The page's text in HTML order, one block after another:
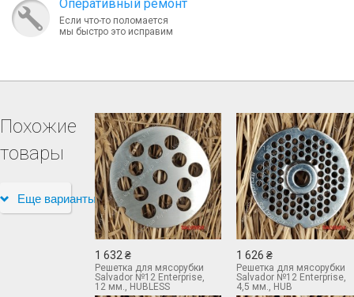
Оперативный ремонт
Если что-то поломается
мы быстро это исправим
Похожие
товары
Еще варианты
1 632 ₴
Решетка для мясорубки
Salvador №12 Enterprise,
12 мм., HUBLESS
1 626 ₴
Решетка для мясорубки
Salvador №12 Enterprise,
4,5 мм., HUB